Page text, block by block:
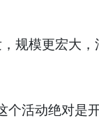
规模更宏大，
活动绝对是